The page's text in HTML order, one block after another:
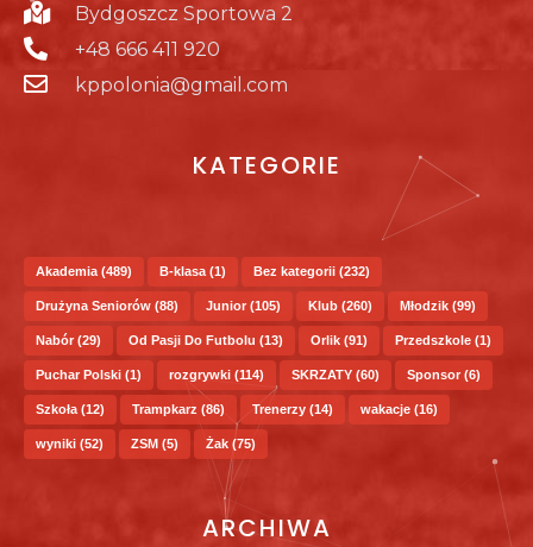
Bydgoszcz Sportowa 2
+48 666 411 920
kppolonia@gmail.com
KATEGORIE
Akademia (489) B-klasa (1) Bez kategorii (232)
Drużyna Seniorów (88) Junior (105) Klub (260) Młodzik (99)
Nabór (29) Od Pasji Do Futbolu (13) Orlik (91) Przedszkole (1)
Puchar Polski (1) rozgrywki (114) SKRZATY (60) Sponsor (6)
Szkoła (12) Trampkarz (86) Trenerzy (14) wakacje (16)
wyniki (52) ZSM (5) Żak (75)
ARCHIWA